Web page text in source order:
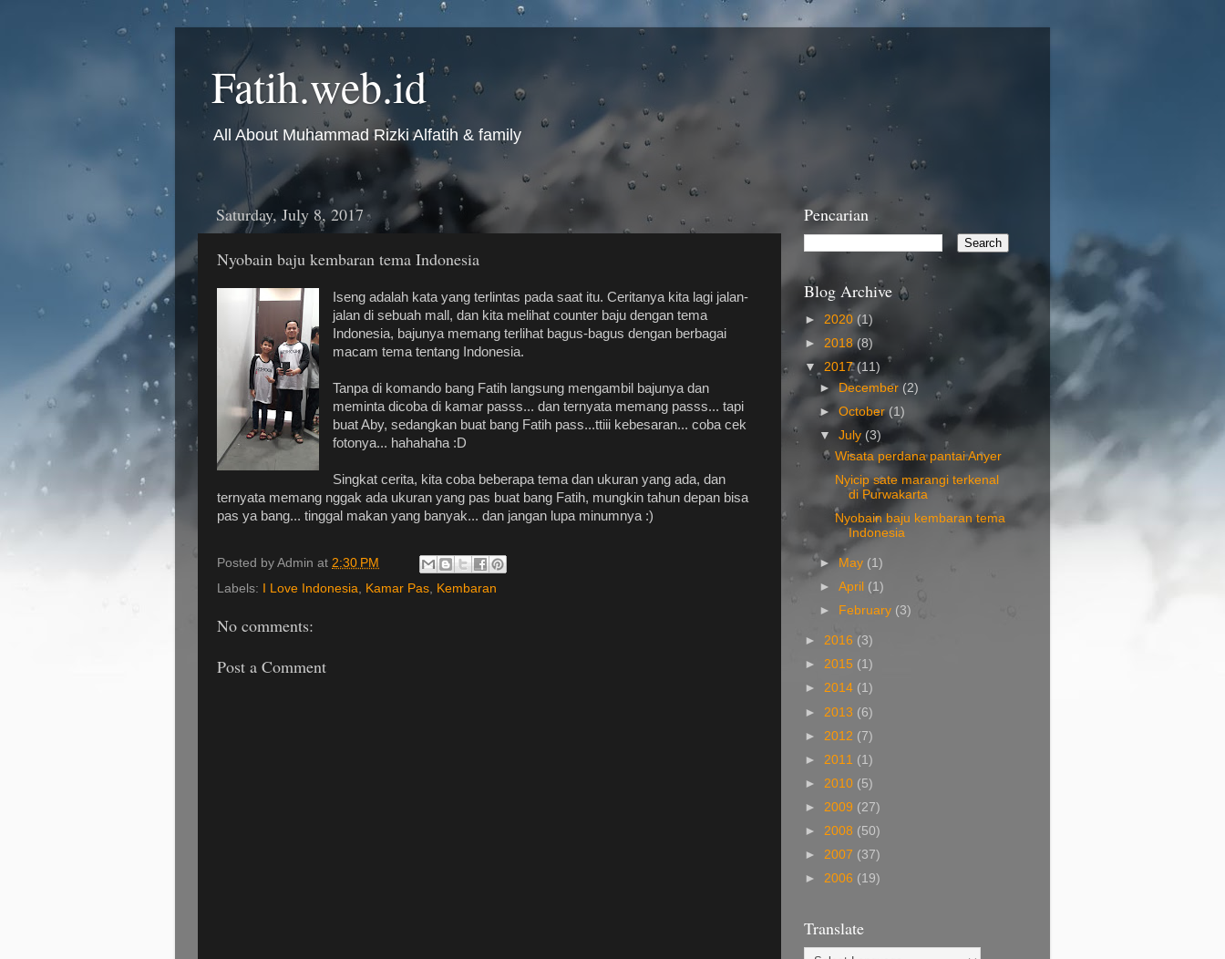
Fatih.web.id
All About Muhammad Rizki Alfatih & family
Saturday, July 8, 2017
Nyobain baju kembaran tema Indonesia
Iseng adalah kata yang terlintas pada saat itu. Ceritanya kita lagi jalan-
jalan di sebuah mall, dan kita melihat counter baju dengan tema
Indonesia, bajunya memang terlihat bagus-bagus dengan berbagai
macam tema tentang Indonesia.
Tanpa di komando bang Fatih langsung mengambil bajunya dan
meminta dicoba di kamar passs... dan ternyata memang passs... tapi
buat Aby, sedangkan buat bang Fatih pass...ttiii kebesaran... coba cek
fotonya... hahahaha :D
Singkat cerita, kita coba beberapa tema dan ukuran yang ada, dan
ternyata memang nggak ada ukuran yang pas buat bang Fatih, mungkin tahun depan bisa
pas ya bang... tinggal makan yang banyak... dan jangan lupa minumnya :)
Posted by Admin at 2:30 PM
Labels:
I Love Indonesia, Kamar Pas, Kembaran
No comments:
Post a Comment
Pencarian
Blog Archive
► 2020 (1)
► 2018(8)
▼ 2017(11)
►December (2)
►October (1)
▼July (3)
Wisata perdana pantai Anyer
Nyicip sate marangi terkenal
di Purwakarta
Nyobain baju kembaran tema
Indonesia
►May (1)
►April (1)
►
February (3)
► 2016 (3)
► 2015 (1)
► 2014 (1)
► 2013 (6)
► 2012 (7)
► 2011 (1)
► 2010 (5)
► 2009 (27)
► 2008 (50)
► 2007 (37)
► 2006 (19)
Translate